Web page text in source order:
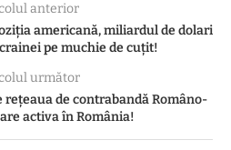
anterior
americană, miliardul de dolari
pe muchie de cuțit!
următor
de contrabandă Româno-
activa în România!